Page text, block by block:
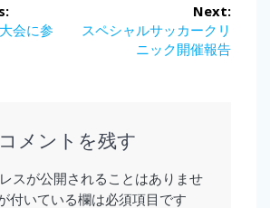
会に参
Next:
Next
スペシャルサッカークリ
ニック開催報告
コメントを残す
スが公開されることはありませ
付いている欄は必須項目です